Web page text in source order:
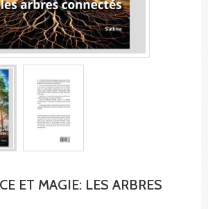
ET MAGIE: LES ARBRES